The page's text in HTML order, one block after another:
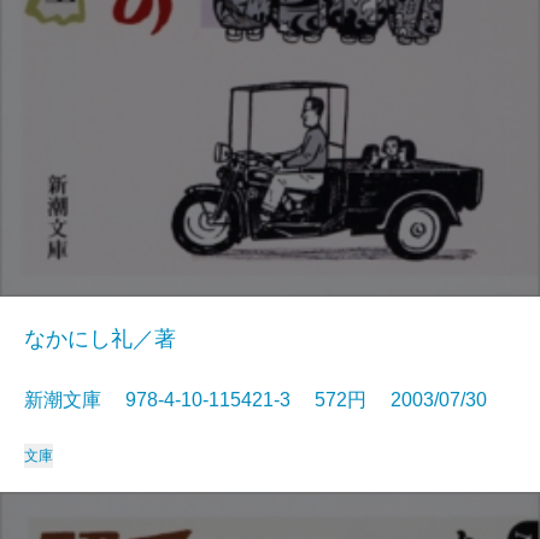
なかにし礼／著
新潮文庫 978-4-10-115421-3 572円 2003/07/30
文庫